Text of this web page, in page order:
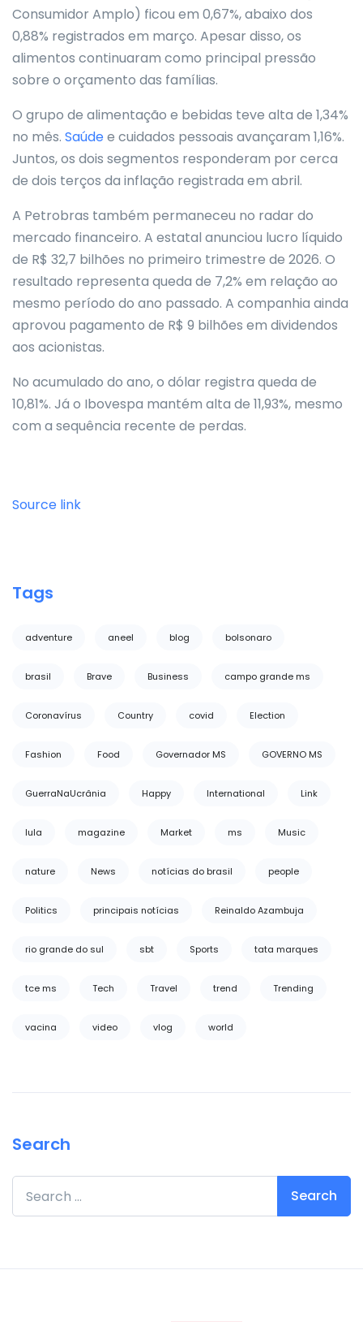
Consumidor Amplo) ficou em 0,67%, abaixo dos
0,88% registrados em março. Apesar disso, os
alimentos continuaram como principal pressão
sobre o orçamento das famílias.
O grupo de alimentação e bebidas teve alta de 1,34%
no mês. Saúdee cuidados pessoais avançaram 1,16%.
Juntos, os dois segmentos responderam por cerca
de dois terços da inflação registrada em abril.
A Petrobras também permaneceu no radar do
mercado financeiro. A estatal anunciou lucro líquido
de R$ 32,7 bilhões no primeiro trimestre de 2026. O
resultado representa queda de 7,2% em relação ao
mesmo período do ano passado. A companhia ainda
aprovou pagamento de R$ 9 bilhões em dividendos
aos acionistas.
No acumulado do ano, o dólar registra queda de
10,81%. Já o Ibovespa mantém alta de 11,93%, mesmo
com a sequência recente de perdas.
Source link
Tags
adventure aneel blog bolsonaro
brasil Brave Business campo grande ms
Coronavírus Country covid Election
Fashion Food Governador MS GOVERNO MS
GuerraNaUcrânia Happy International Link
lula magazine Market ms Music
nature News notícias do brasil people
Politics principais notícias Reinaldo Azambuja
rio grande do sul sbt Sports tata marques
tce ms Tech Travel trend Trending
vacina video vlog world
Search
Search for: